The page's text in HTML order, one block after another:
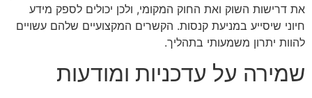
את דרישות השוק ואת החוק המקומי, ולכן יכולים לספק מידע
חיוני שיסייע במניעת קנסות. הקשרים המקצועיים שלהם עשויים
להוות יתרון משמעותי בתהליך.
שמירה על עדכניות ומודעות